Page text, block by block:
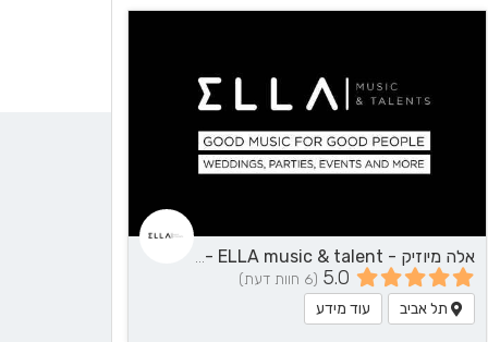
אלה מיוזיק - ELLA music & talent - שירותי מוזיקה
5.0 (6 חוות דעת)
תל אביב עוד מידע